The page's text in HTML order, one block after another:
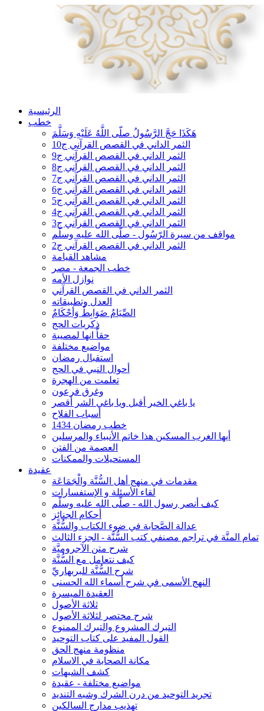
الرئيسية
خطب
هَكَذَا حَجَّ الرَّسُولُ صلّى اللَّهُ عَلَيْهِ وَسَلَّمَ
الثمر الداني في القصص القرآني ج10
الثمر الداني في القصص القرآني ج9
الثمر الداني في القصص القرآني ج8
الثمر الداني في القصص القرآني ج7
الثمر الداني في القصص القرآني ج6
الثمر الداني في القصص القرآني ج5
الثمر الداني في القصص القرآني ج4
الثمر الداني في القصص القرآني ج3
مواقف من سيرة الرّسُول - صلّى الله عليه وسلّم
الثمر الداني في القصص القرآني ج2
مشاهد القيامة
خطب الجمعة - مصر
نوازل الأمه
الثمر الداني في القصص القرآني
العدل وتطبيقاته
الصِّيَامُ ضَوَابِطٌ وَأحْكَامٌ
ذكريات الحج
حقاً انها لمصيبة
مواضيع مختلفة
استقبال رمضان
أحوال النبي في الحج
تعلمت من الهجرة
وغرق فرعون
يا باغي الخير أقبل ويا باغي الشر أقصر
أسباب الفلاح
خطب رمضان 1434
أيها الغرب المسكين هذا خاتم الأنبياء والمرسلين
العصمة من الفتن
المستحيلات والممكنات
عقيدة
مقدمات في منهج أهل السُّنَّة والْجَمَاعَة
لقاء الأسئلة و الإستفسارات
كيف أنصر رسول الله - صلّى الله عليه وسلّم
أحكام الجنائِز
عدالة الصَّحابة في ضوء الكتاب والسُّنَّة
تمام المنَّة في تراجم مصنفي كتب السُّنَّة - الجزء الثالث
شرح متن الآجروميَّة
كيف نتعامل مع السُّنَّة
شرح السُّنَّة للبربهاريِّ
النهج الأسمى في شرح أسماء الله الحسنى
العقيدة الميسرة
ثلاثة الأصول
شرح مختصر لثلاثة الأصول
التبرك المشروع والتبرك الممنوع
القول المفيد على كتاب التوحيد
منظومة منهج الحق
مكانة الصحابة في الاسلام
كشف الشبهات
مواضيع مختلفة - عقيدة
تجريد التوحيد من درن الشرك وشبه التنديد
تهذيب مدارج السالكين